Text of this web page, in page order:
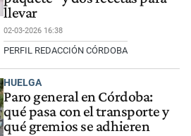
llevar
02-03-2026 16:38
PERFIL REDACCIÓN CÓRDOBA
HUELGA
Paro general en Córdoba:
qué pasa con el transporte y
qué gremios se adhieren